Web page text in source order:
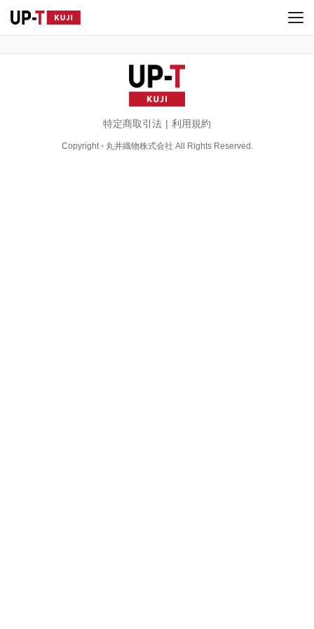
特定商取引法 利用規約
Copyright ©丸井織物株式会社 All Rights Reserved.